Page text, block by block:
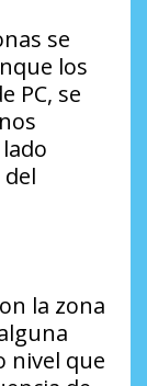
se
los
PC, se
la zona
nivel que